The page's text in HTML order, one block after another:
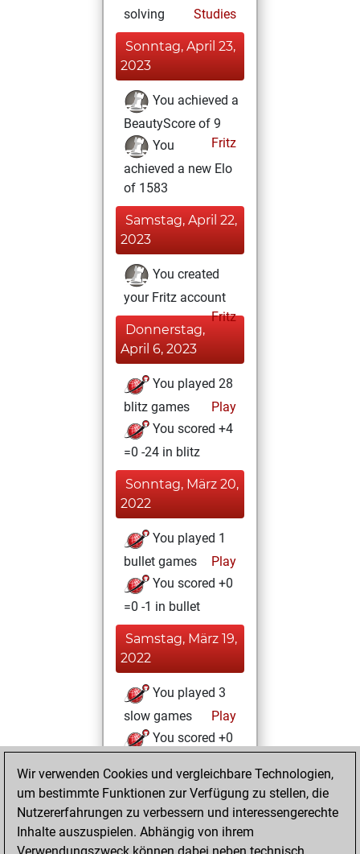
solving
Studies
Sonntag, April 23,
2023
You achieved a
BeautyScore of 9
Fritz
You
achieved a new Elo
of 1583
Samstag, April 22,
2023
You created
your Fritz account
Fritz
Donnerstag,
April 6, 2023
You played 28
blitz games
Play
You scored +4
=0 -24 in blitz
Sonntag, März 20,
2022
You played 1
bullet games
Play
You scored +0
=0 -1 in bullet
Samstag, März 19,
2022
You played 3
slow games
Play
You scored +0
Mittwoch, März 9,
2022
You created
Wir verwenden Cookies und vergleichbare Technologien,
um bestimmte Funktionen zur Verfügung zu stellen, die
Nutzererfahrungen zu verbessern und interessengerechte
Inhalte auszuspielen. Abhängig von ihrem